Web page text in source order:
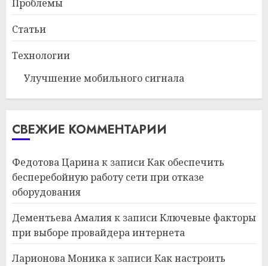
Проблемы
Статьи
Технологии
Улучшение мобильного сигнала
СВЕЖИЕ КОММЕНТАРИИ
Федотова Царинак записиКак обеспечить
бесперебойную работу сети при отказе
оборудования
Дементьева Амалияк записиКлючевые факторы
при выборе провайдера интернета
Ларионова Моникак записиКак настроить